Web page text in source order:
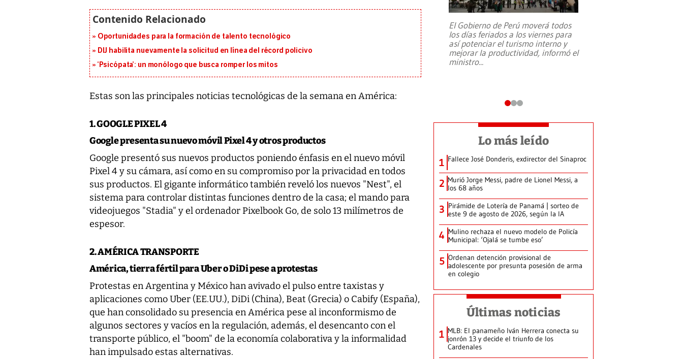
Oportunidades para la formación de talento tecnológico
DIJ habilita nuevamente la solicitud en línea del récord policivo
‘Psicópata’: un monólogo que busca romper los mitos
Estas son las principales noticias tecnológicas de la semana en América:
1. GOOGLE PIXEL 4
Google presenta su nuevo móvil Pixel 4 y otros productos
Google presentó sus nuevos productos poniendo énfasis en el nuevo móvil
Pixel 4 y su cámara, así como en su compromiso por la privacidad en todos
sus productos. El gigante informático también reveló los nuevos "Nest", el
sistema para controlar distintas funciones dentro de la casa; el mando para
videojuegos "Stadia" y el ordenador Pixelbook Go, de solo 13 milímetros de
espesor.
2. AMÉRICA TRANSPORTE
América, tierra fértil para Uber o DiDi pese a protestas
Protestas en Argentina y México han avivado el pulso entre taxistas y
aplicaciones como Uber (EE.UU.), DiDi (China), Beat (Grecia) o Cabify (España),
que han consolidado su presencia en América pese al inconformismo de
algunos sectores y vacíos en la regulación, además, el desencanto con el
transporte público, el "boom" de la economía colaborativa y la informalidad
han impulsado estas alternativas.
Entre recuerdos y escuetas
referencias hacia sus adversarios, el
presidente de Brasil, Luiz Inácio Lula
candidatura...
El Gobierno de Perú moverá todos
los días feriados a los viernes para
así potenciar el turismo interno y
mejorar la productividad, informó el
ministro...
Lo más leído
1 Fallece José Donderis, exdirector del Sinaproc
2 Murió Jorge Messi, padre de Lionel Messi, a
los 68 años
3 Pirámide de Lotería de Panamá | sorteo de
este 9 de agosto de 2026, según la IA
4 Mulino rechaza el nuevo modelo de Policía
Municipal: ‘Ojalá se tumbe eso’
5 Ordenan detención provisional de
adolescente por presunta posesión de arma
en colegio
Últimas noticias
1 MLB: El panameño Iván Herrera conecta su
jonrón 13 y decide el triunfo de los
Cardenales